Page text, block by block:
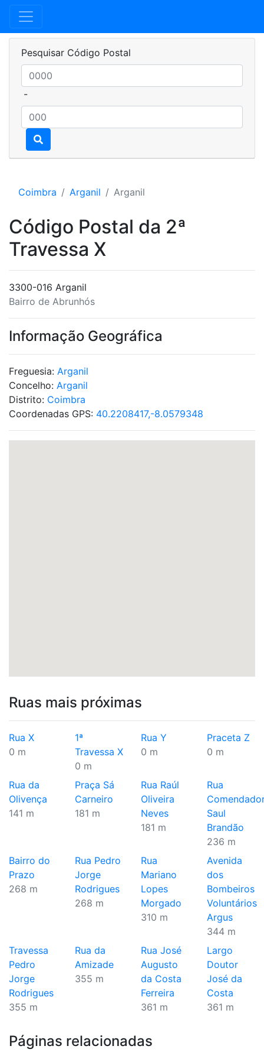
Pesquisar Código Postal
-
Coimbra Arganil Arganil
Código Postal da 2ª
Travessa X
3300-016 Arganil
Bairro de Abrunhós
Informação Geográfica
Freguesia: Arganil
Concelho: Arganil
Distrito: Coimbra
Coordenadas GPS: 40.2208417,-8.0579348
Ruas mais próximas
Rua X
0 m
1ª
Travessa X
0 m
Rua Y
0 m
Praceta Z
0 m
Rua da
Olivença
141 m
Praça Sá
Carneiro
181 m
Rua Raúl
Oliveira
Neves
181 m
Rua
Saul
Brandão
236 m
Bairro do
Prazo
268 m
Rua Pedro
Jorge
Rodrigues
268 m
Rua
Mariano
Lopes
Morgado
310 m
Avenida
dos
Bombeiros
Voluntários
Argus
344 m
Travessa
Pedro
Jorge
Rodrigues
355 m
Rua da
Amizade
355 m
Rua José
Augusto
da Costa
Ferreira
361 m
Largo
Doutor
José da
Costa
361 m
Páginas relacionadas